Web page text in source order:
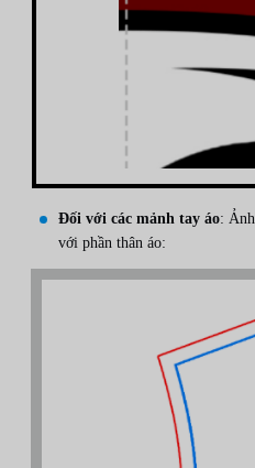
Đối với các mảnh tay áo:
với phần thân áo: